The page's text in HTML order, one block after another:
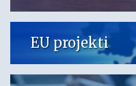
EU projekti